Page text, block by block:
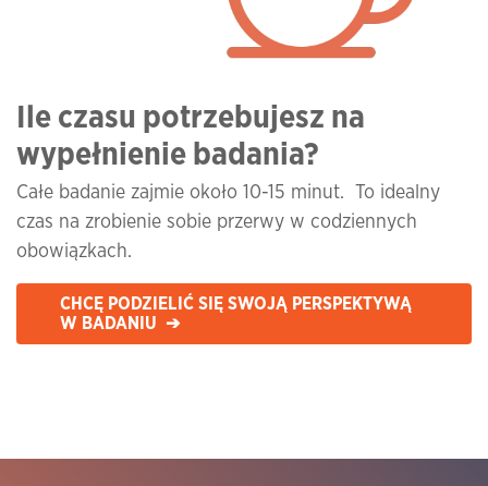
Ile czasu potrzebujesz na
wypełnienie badania?
Całe badanie zajmie około 10-15 minut. To idealny
czas na zrobienie sobie przerwy w codziennych
obowiązkach.
CHCĘ PODZIELIĆ SIĘ SWOJĄ PERSPEKTYWĄ
W BADANIU ➔